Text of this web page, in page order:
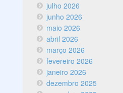
julho 2026
junho 2026
maio 2026
abril 2026
março 2026
fevereiro 2026
janeiro 2026
dezembro 2025